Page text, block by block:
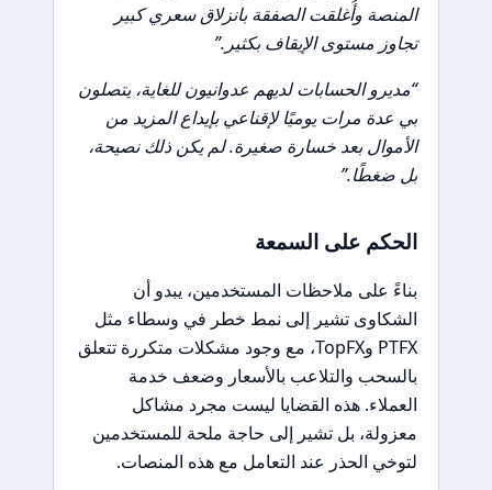
المنصة وأُغلقت الصفقة بانزلاق سعري كبير
تجاوز مستوى الإيقاف بكثير.”
“مديرو الحسابات لديهم عدوانيون للغاية، يتصلون
بي عدة مرات يوميًا لإقناعي بإيداع المزيد من
الأموال بعد خسارة صغيرة. لم يكن ذلك نصيحة،
بل ضغطًا.”
الحكم على السمعة
بناءً على ملاحظات المستخدمين، يبدو أن
الشكاوى تشير إلى نمط خطر في وسطاء مثل
PTFX وTopFX، مع وجود مشكلات متكررة تتعلق
بالسحب والتلاعب بالأسعار وضعف خدمة
العملاء. هذه القضايا ليست مجرد مشاكل
معزولة، بل تشير إلى حاجة ملحة للمستخدمين
لتوخي الحذر عند التعامل مع هذه المنصات.